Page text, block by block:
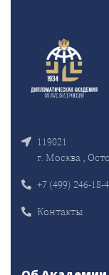
119021
г. Москва ,
+7 (499) 246-18-
Контакты